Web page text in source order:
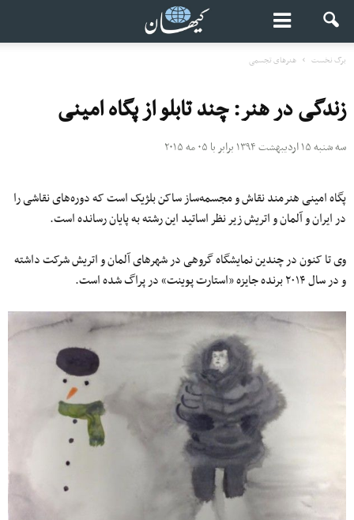
برگ نخست هنرهای تجسمی
زندگی در هنر: چند تابلو از پگاه امینی
سه شنبه ۱۵ اردیبهشت ۱۳۹۴ برابر با ۰۵ مه ۲۰۱۵
پگاه امینی هنرمند نقاش و مجسمه‌ساز ساکن بلژیک است که دوره‌های نقاشی را
در ایران و آلمان و اتریش زیر نظر اساتید این رشته به پایان رسانده است.
وی تا کنون در چندین نمایشگاه گروهی در شهرهای آلمان و اتریش شرکت داشته
و در سال ۲۰۱۴ برنده جایزه «استارت پوینت» در پراگ شده است.